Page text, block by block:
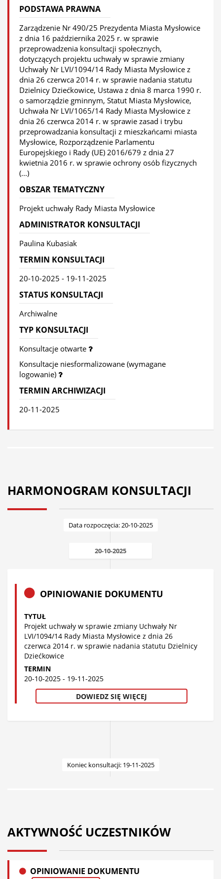
PODSTAWA PRAWNA
Zarządzenie Nr 490/25 Prezydenta Miasta Mysłowice
z dnia 16 października 2025 r. w sprawie
przeprowadzenia konsultacji społecznych,
dotyczących projektu uchwały w sprawie zmiany
Uchwały Nr LVI/1094/14 Rady Miasta Mysłowice z
dnia 26 czerwca 2014 r. w sprawie nadania statutu
Dzielnicy Dziećkowice, Ustawa z dnia 8 marca 1990 r.
o samorządzie gminnym, Statut Miasta Mysłowice,
Uchwała Nr LVI/1065/14 Rady Miasta Mysłowice z
dnia 26 czerwca 2014 r. w sprawie zasad i trybu
przeprowadzania konsultacji z mieszkańcami miasta
Mysłowice, Rozporządzenie Parlamentu
Europejskiego i Rady (UE) 2016/679 z dnia 27
kwietnia 2016 r. w sprawie ochrony osób fizycznych
(...)
OBSZAR TEMATYCZNY
Projekt uchwały Rady Miasta Mysłowice
ADMINISTRATOR KONSULTACJI
Paulina Kubasiak
TERMIN KONSULTACJI
20-10-2025 - 19-11-2025
STATUS KONSULTACJI
Archiwalne
TYP KONSULTACJI
Konsultacje otwarte
Konsultacje niesformalizowane (wymagane
logowanie)
TERMIN ARCHIWIZACJI
20-11-2025
HARMONOGRAM KONSULTACJI
Data rozpoczęcia: 20-10-2025
20-10-2025
OPINIOWANIE DOKUMENTU
TYTUŁ
Projekt uchwały w sprawie zmiany Uchwały Nr
LVI/1094/14 Rady Miasta Mysłowice z dnia 26
czerwca 2014 r. w sprawie nadania statutu Dzielnicy
Dziećkowice
TERMIN
20-10-2025 - 19-11-2025
DOWIEDZ SIĘ WIĘCEJ
Koniec konsultacji: 19-11-2025
AKTYWNOŚĆ UCZESTNIKÓW
OPINIOWANIE DOKUMENTU